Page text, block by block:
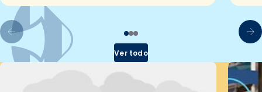
Ver todo